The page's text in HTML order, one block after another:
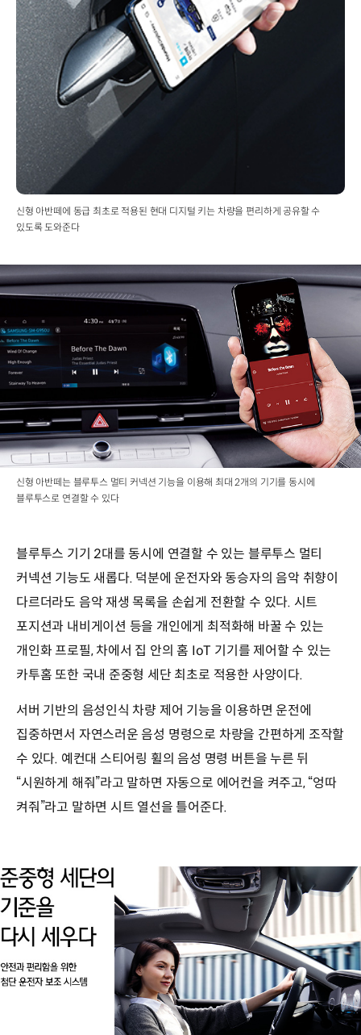
신형 아반떼에 동급 최초로 적용된 현대 디지털 키는 차량을 편리하게 공유할 수
있도록 도와준다
신형 아반떼는 블루투스 멀티 커넥션 기능을 이용해 최대 2개의 기기를 동시에
블루투스로 연결할 수 있다
블루투스 기기 2대를 동시에 연결할 수 있는 블루투스 멀티
커넥션 기능도 새롭다. 덕분에 운전자와 동승자의 음악 취향이
다르더라도 음악 재생 목록을 손쉽게 전환할 수 있다. 시트
포지션과 내비게이션 등을 개인에게 최적화해 바꿀 수 있는
개인화 프로필, 차에서 집 안의 홈 IoT 기기를 제어할 수 있는
카투홈 또한 국내 준중형 세단 최초로 적용한 사양이다.
서버 기반의 음성인식 차량 제어 기능을 이용하면 운전에
집중하면서 자연스러운 음성 명령으로 차량을 간편하게 조작할
수 있다. 예컨대 스티어링 휠의 음성 명령 버튼을 누른 뒤
“시원하게 해줘”라고 말하면 자동으로 에어컨을 켜주고, “엉따
켜줘”라고 말하면 시트 열선을 틀어준다.